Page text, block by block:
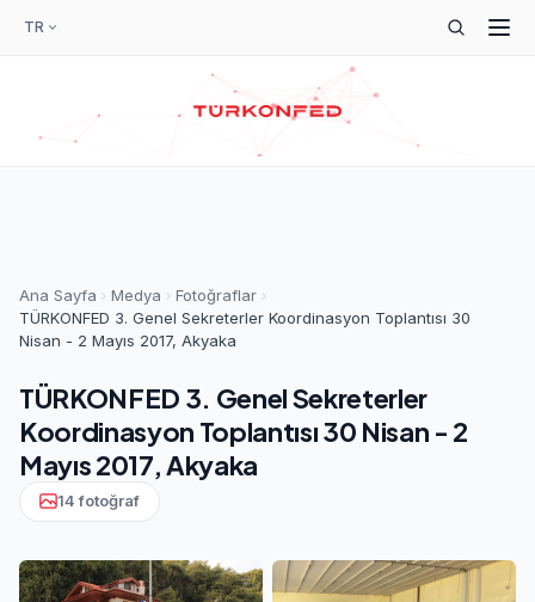
TR
Ana Sayfa Medya
Fotoğraflar
TÜRKONFED 3. Genel Sekreterler Koordinasyon Toplantısı 30
Nisan - 2 Mayıs 2017, Akyaka
TÜRKONFED 3. Genel Sekreterler
Koordinasyon Toplantısı 30 Nisan - 2
Mayıs 2017, Akyaka
14 fotoğraf